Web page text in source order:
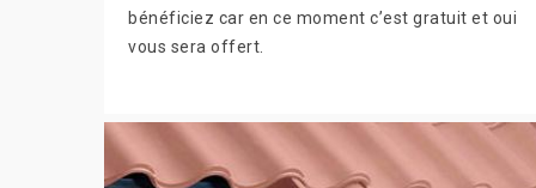
bénéficiez car en ce moment c’est gratuit et oui
vous sera offert.